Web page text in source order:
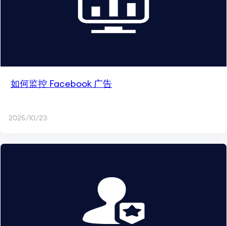
如何监控 Facebook 广告
2025/10/23